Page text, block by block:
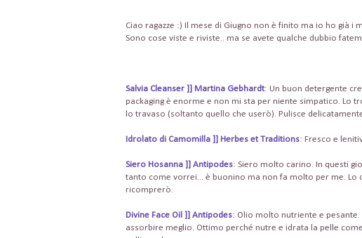
Ciao ragazze :) Il mese di Giugno non è finito ma io ho già i
Sono cose viste e riviste.. ma se avete qualche dubbio
Salvia Cleanser ]] Martina Gebhardt: Un buon detergente
packaging è enorme e non mi sta per niente simpatico. Lo
lo travaso (soltanto quello che userò). Pulisce
Idrolato di Camomilla ]] Herbes et Traditions: Fresco e
Siero Hosanna ]] Antipodes: Siero molto carino. In questi
tanto come vorrei... è buonino ma non fa molto per me. Lo
ricomprerò.
Divine Face Oil ]] Antipodes: Olio molto nutriente e
assorbire meglio. Ottimo perché nutre e idrata la pelle